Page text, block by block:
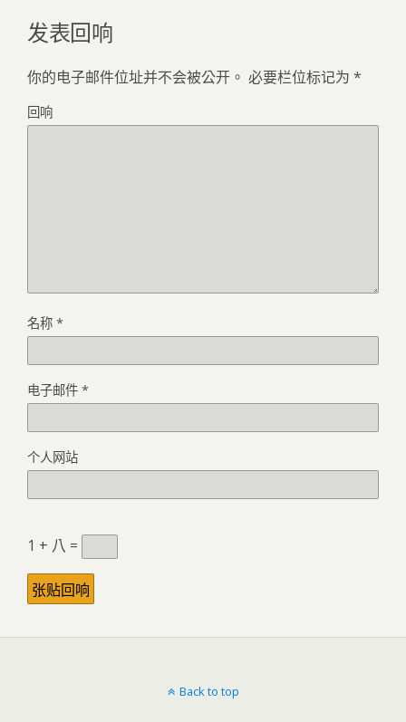
发表回响
你的电子邮件位址并不会被公开。 必要栏位标记为 *
回响
名称 *
电子邮件 *
个人网站
1 + 八 =
Back to top